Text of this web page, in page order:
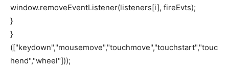
window.removeEventListener(listeners[i], fireEvts);
}
}
(["keydown","mousemove","touchmove","touchstart","touc
hend","wheel"]));